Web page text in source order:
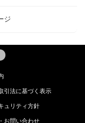
ジ
引法に基づく表示
ュリティ方針
お問い合わせ